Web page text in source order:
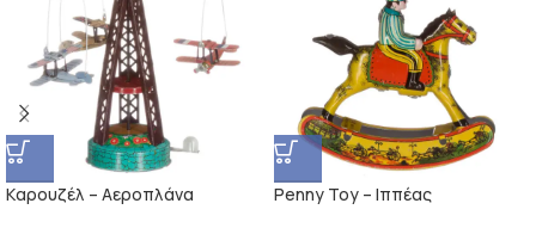
Kαρουζέλ – Αεροπλάνα Penny Toy – Ιππέας